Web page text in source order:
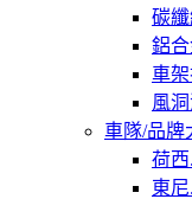
碳
鋁
車
風
車隊/品牌
荷
東